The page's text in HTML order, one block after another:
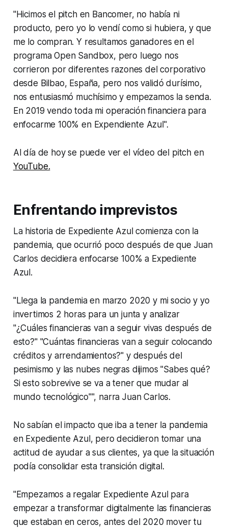
"Hicimos el pitch en Bancomer, no había ni
producto, pero yo lo vendí como si hubiera, y que
me lo compran. Y resultamos ganadores en el
programa Open Sandbox, pero luego nos
corrieron por diferentes razones del corporativo
desde Bilbao, España, pero nos validó durísimo,
nos entusiasmó muchísimo y empezamos la senda.
En 2019 vendo toda mi operación financiera para
enfocarme 100% en Expendiente Azul".
Al día de hoy se puede ver el vídeo del pitch en
YouTube.
Enfrentando imprevistos
La historia de Expediente Azul comienza con la
pandemia, que ocurrió poco después de que Juan
Carlos decidiera enfocarse 100% a Expediente
Azul.
"Llega la pandemia en marzo 2020 y mi socio y yo
invertimos 2 horas para un junta y analizar
"¿Cuáles financieras van a seguir vivas después de
esto?" "Cuántas financieras van a seguir colocando
créditos y arrendamientos?" y después del
pesimismo y las nubes negras dijimos "Sabes qué?
Si esto sobrevive se va a tener que mudar al
mundo tecnológico"", narra Juan Carlos.
No sabían el impacto que iba a tener la pandemia
en Expediente Azul, pero decidieron tomar una
actitud de ayudar a sus clientes, ya que la situación
podía consolidar esta transición digital.
"Empezamos a regalar Expediente Azul para
empezar a transformar digitalmente las financieras
que estaban en ceros, antes del 2020 mover tu